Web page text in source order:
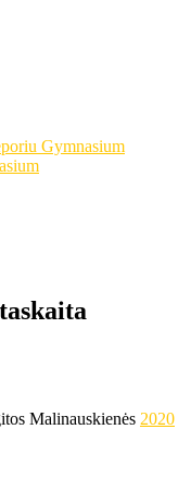
Gymnasium
Malinauskienės 2020